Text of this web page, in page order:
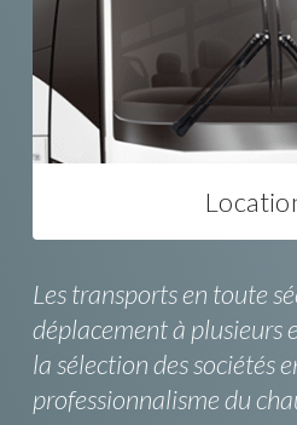
Les transports en toute
déplacement à plusieurs
la sélection des sociétés
professionnalisme du